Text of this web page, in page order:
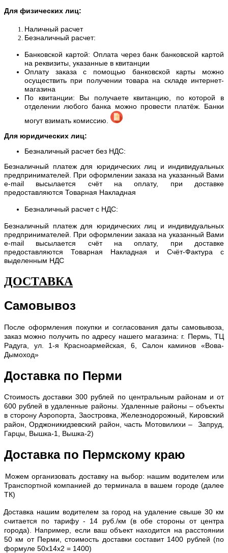
Для физических лиц:
Наличный расчет
Безналичный расчет:
Банковской картой: Оплата через банк банковской картой
на реквизиты, указанные в квитанции
Оплату заказа с помощью банковской карты можно
осуществить при получении товара на складе интернет-
магазина
По квитанции: Вы получаете квитанцию, по которой в
отделении любого банка можно провести платёж. Банки
могут взимать комиссию.
Для юридических лиц:
Безналичный расчет без НДС:
Безналичный платеж для юридических лиц и индивидуальных
предпринимателей. При оформлении заказа на указанный Вами
e-mail высылается счёт на оплату, при доставке
предоставляются Товарная Накладная
Безналичный расчет с НДС:
Безналичный платеж для юридических лиц и индивидуальных
предпринимателей. При оформлении заказа на указанный Вами
e-mail высылается счёт на оплату, при доставке
предоставляются Товарная Накладная и Счёт-Фактура с
выделенным НДС
ДОСТАВКА
Самовывоз
После оформления покупки и согласования даты самовывоза,
заказ можно получить по адресу нашего магазина: г. Пермь, ТЦ
Радуга, ул. 1-я Красноармейская, 6, Салон каминов «Вова-
Дымоход»
Доставка по Перми
Стоимость доставки 300 рублей по центральным районам и от
600 рублей в удаленные районы. Удаленные районы – объекты
в сторону Аэропорта, Заостровка, Железнодорожный, Кировский
район, Орджоникидзевский район, часть Мотовилихи – Запруд,
Гарцы, Вышка-1, Вышка-2)
Доставка по Пермскому краю
Можем организовать доставку на выбор: нашим водителем или
Транспортной компанией до терминала в вашем городе (далее
ТК)
Доставка нашим водителем за город на удаление свыше 30 км
считается по тарифу - 14 руб./км (в обе стороны от центра
города). Например, если ваш объект находится на расстоянии
50 км от Перми, стоимость доставки составит 1400 рублей (по
формуле 50х14х2 = 1400)